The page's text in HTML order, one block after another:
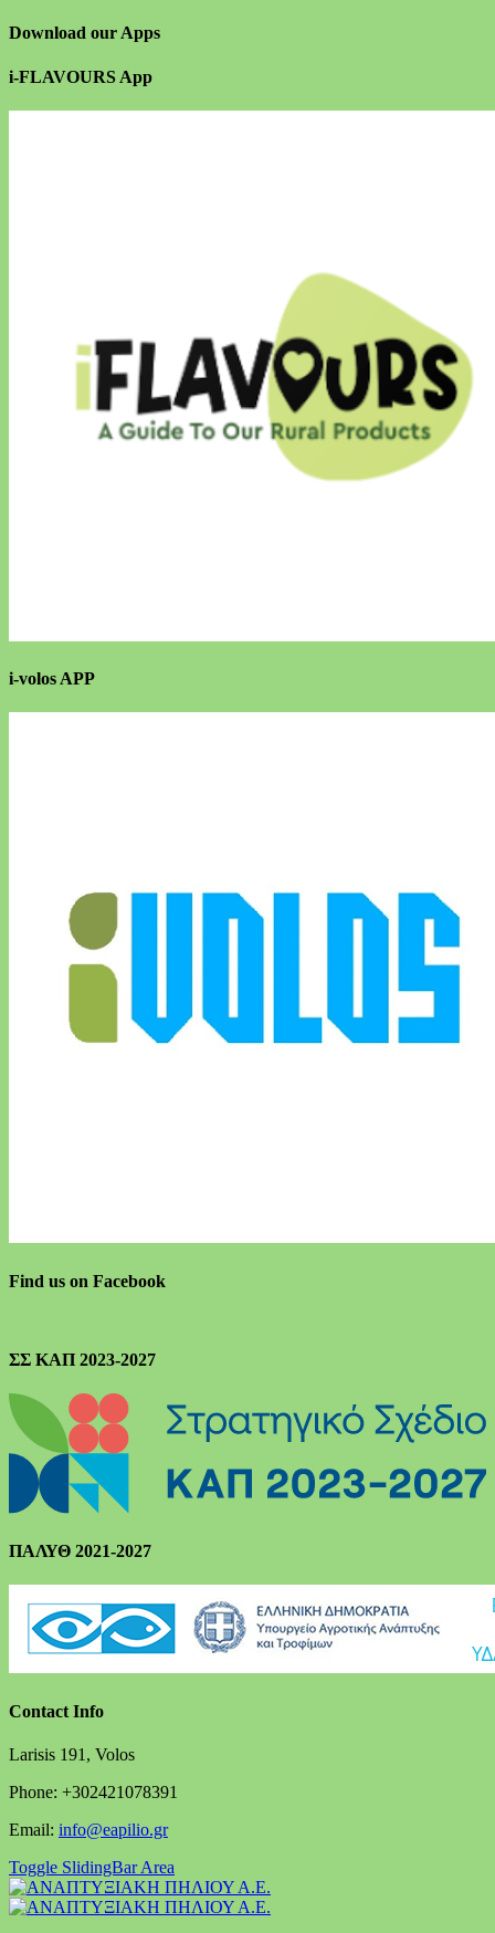
Download our Apps
i-FLAVOURS App
i-volos APP
Find us on Facebook
ΣΣ ΚΑΠ 2023-2027
ΠΑΛΥΘ 2021-2027
Contact Info
Larisis 191, Volos
Phone: +302421078391
Email: info@eapilio.gr
Toggle SlidingBar Area